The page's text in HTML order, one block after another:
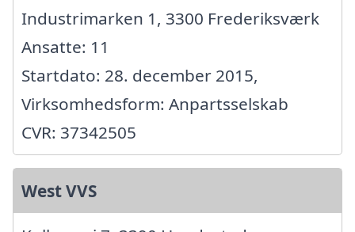
Industrimarken 1, 3300 Frederiksværk
Ansatte: 11
Startdato: 28. december 2015,
Virksomhedsform: Anpartsselskab
CVR: 37342505
West VVS